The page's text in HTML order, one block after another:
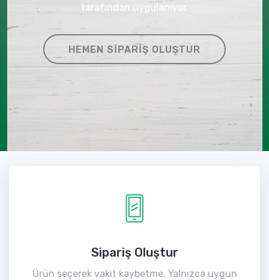
tarafından uygulanıyor.
HEMEN SIPARIŞ OLUŞTUR
Sipariş Oluştur
Ürün seçerek vakit kaybetme. Yalnızca uygun